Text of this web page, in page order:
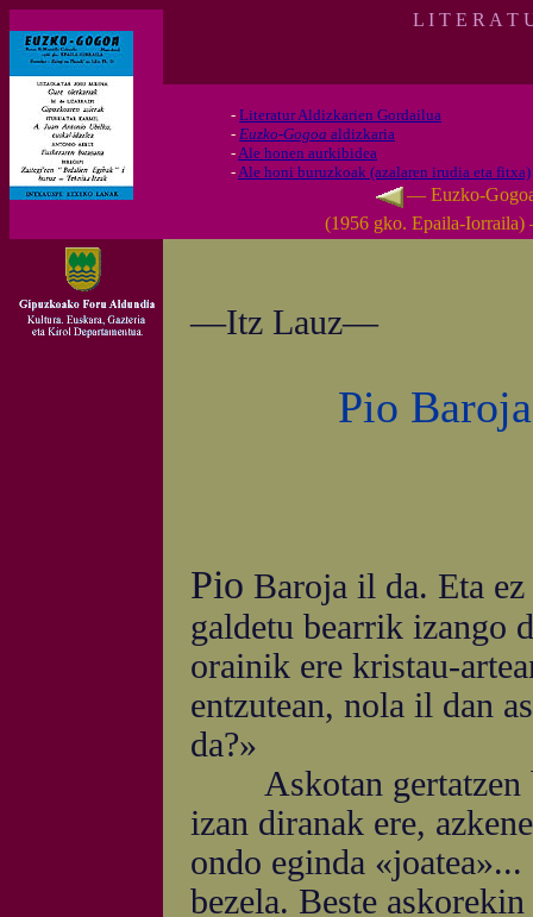
L I T E R A T
- Literatur Aldizkarien Gordailua
- Euzko-Gogoa aldizkaria
-Ale honen aurkibidea
-Ale honi buruzkoak (azalaren irudia eta fitxa)
— Euzko-
(1956 gko. Epaila-
—Itz Lauz—
Pio
Pio Baroja il da. Eta
galdetu bearrik izango
orainik ere kristau-
entzutean, nola il dan
da?»
Askotan gertatzen
izan diranak ere,
ondo eginda
bezela. Beste